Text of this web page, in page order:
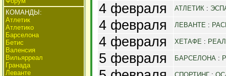
КОМАНДЫ:
Атлетик
Атлетико
Барселона
Бетис
Валенсия
Вильярреал
Гранада
Леванте
4 февраля АТЛЕТИК :
4 февраля ЛЕВАНТЕ :
4 февраля ХЕТАФЕ :
5 февраля БАРСЕЛОНА :